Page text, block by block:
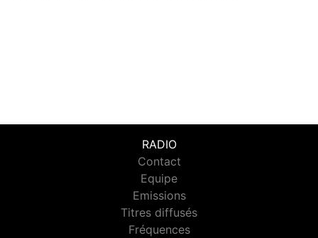
RADIO
Contact
Equipe
Emissions
Titres diffusés
Fréquences